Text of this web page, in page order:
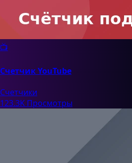
📺
Счетчик YouTube
Счетчики
123.3K Просмотры